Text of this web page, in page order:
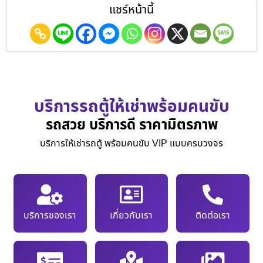
แชร์หน้านี้
บริการรถตู้ให้เช่าพร้อมคนขับ
รถสวย บริการดี ราคามิตรภาพ
บริการให้เช่ารถตู้ พร้อมคนขับ VIP แบบครบวงจร
บริการของเรา เกี่ยวกับเรา ติดต่อเรา